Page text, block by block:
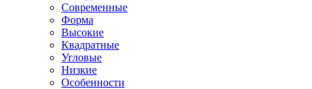
Современные
Форма
Высокие
Квадратные
Угловые
Низкие
Особенности